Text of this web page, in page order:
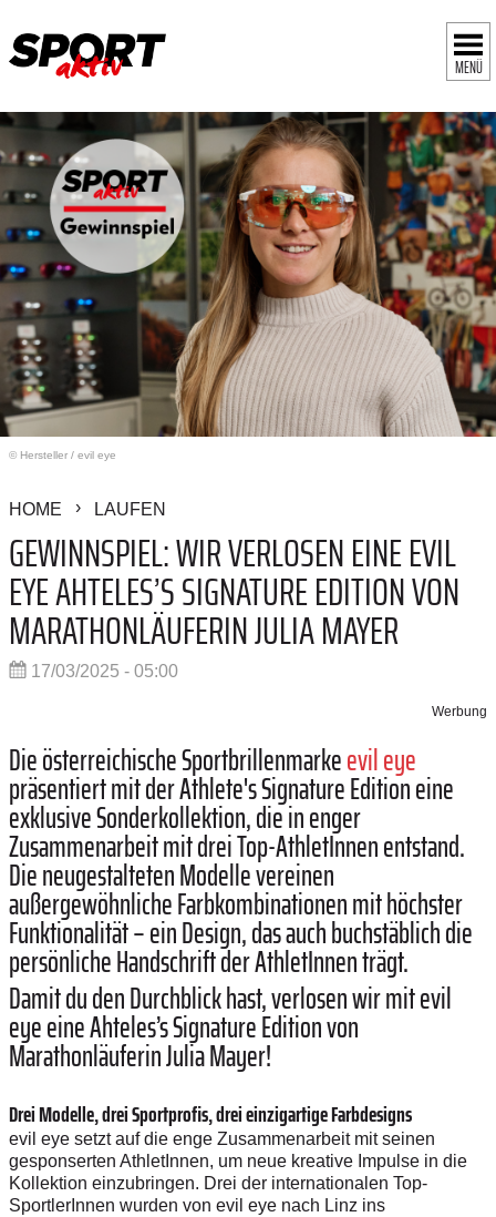
MENÜ
© Hersteller / evil eye
HOME LAUFEN
GEWINNSPIEL: WIR VERLOSEN EINE EVIL
EYE AHTELES’S SIGNATURE EDITION VON
MARATHONLÄUFERIN JULIA MAYER
17/03/2025 - 05:00
Werbung
Die österreichische Sportbrillenmarkeevil eye
präsentiert mit der Athlete's Signature Edition eine
exklusive Sonderkollektion, die in enger
Zusammenarbeit mit drei Top-AthletInnen entstand.
Die neugestalteten Modelle vereinen
außergewöhnliche Farbkombinationen mit höchster
Funktionalität – ein Design, das auch buchstäblich die
persönliche Handschrift der AthletInnen trägt.
Damit du den Durchblick hast, verlosen wir mit evil
eye eine Ahteles’s Signature Edition von
Marathonläuferin Julia Mayer!
Drei Modelle, drei Sportprofis, drei einzigartige Farbdesigns
evil eye setzt auf die enge Zusammenarbeit mit seinen
gesponserten AthletInnen, um neue kreative Impulse in die
Kollektion einzubringen. Drei der internationalen Top-
SportlerInnen wurden von evil eye nach Linz ins